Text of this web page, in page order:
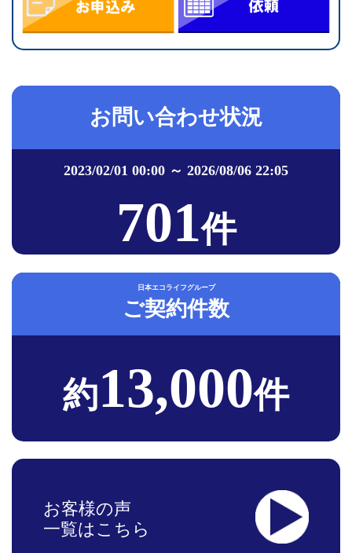
お問い合わせ状況
2023/02/01 00:00 ～ 2026/08/06 22:05
701件
日本エコライフグループ
ご契約件数
約13,000件
お客様の声
一覧はこちら